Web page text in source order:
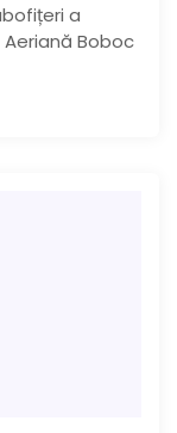
a
Aeriană Boboc